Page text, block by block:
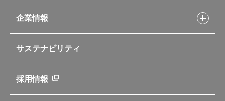
山専用ボトル
自転車専用ボトル
アパレル小物
業務用製品
新製品一覧
イージースモーカーレシピ
レシピ本のご紹介
交換用部品の購入方法
部品の種類や販売状況を調べる
よくあるご質問・お問い合わせ
企業情報
企業理念
会社概要
ニュース
サステナビリティ
採用情報